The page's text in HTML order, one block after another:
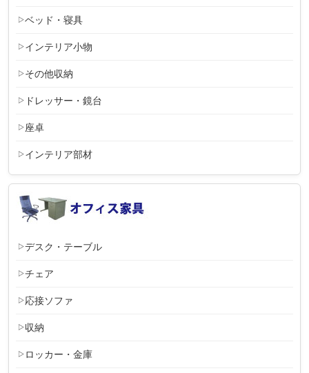
ベッド・寝具
インテリア小物
その他収納
ドレッサー・鏡台
座卓
インテリア部材
デスク・テーブル
チェア
応接ソファ
収納
ロッカー・金庫